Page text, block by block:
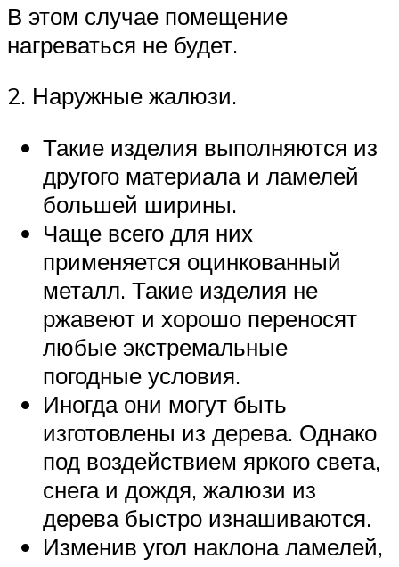
В этом случае помещение
нагреваться не будет.
2. Наружные жалюзи.
Такие изделия выполняются из
другого материала и ламелей
большей ширины.
Чаще всего для них
применяется оцинкованный
металл. Такие изделия не
ржавеют и хорошо переносят
любые экстремальные
погодные условия.
Иногда они могут быть
изготовлены из дерева. Однако
под воздействием яркого света,
снега и дождя, жалюзи из
дерева быстро изнашиваются.
Изменив угол наклона ламелей,